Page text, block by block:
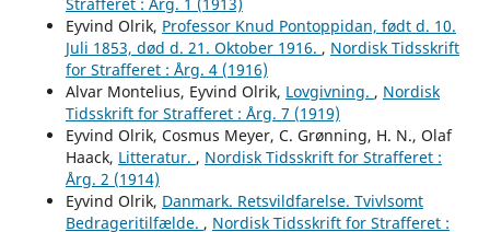
Eyvind Olrik, Professor Knud Pontoppidan, født d. 10.
Juli 1853, død d. 21. Oktober 1916. , Nordisk Tidsskrift
for Strafferet : Årg. 4 (1916)
Alvar Montelius, Eyvind Olrik, Lovgivning. , Nordisk
Tidsskrift for Strafferet : Årg. 7 (1919)
Eyvind Olrik, Cosmus Meyer, C. Grønning, H. N., Olaf
Haack, Litteratur. , Nordisk Tidsskrift for Strafferet :
Årg. 2 (1914)
Eyvind Olrik, Danmark. Retsvildfarelse. Tvivlsomt
Bedrageritilfælde. , Nordisk Tidsskrift for Strafferet :